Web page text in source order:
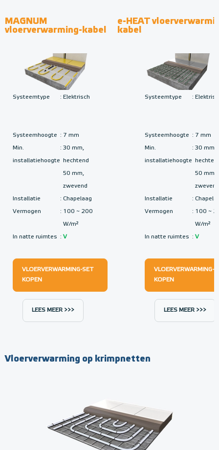
MAGNUM
vloerverwarming-kabel
e-HEAT
kabel
Systeemtype : Elektrisch Systeemtype :
Systeemhoogte : 7 mm Systeemhoogte : 7 mm
Min.
installatiehoogte
: 30 mm,
hechtend
50 mm,
zwevend
Min.
installatiehoogte
: 30 mm,
50 mm,
zwevend
Installatie : Chapelaag Installatie :
Vermogen : 100 ~ 200
W/m²
Vermogen : 100 ~
W/m²
In natte ruimtes : V In natte ruimtes : V
VLOERVERWARMING-SET
KOPEN
LEES MEER >>>
VLOERVERWARMING-
KOPEN
LEES MEER >>>
Vloerverwarming op krimpnetten